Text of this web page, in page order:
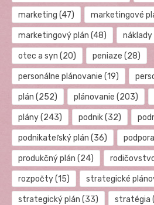
marketing (47) marketingové
marketingový plán (48) náklady
otec a syn (20) peniaze (28)
personálne plánovanie (19)
plán (252) plánovanie (203)
plány(243) podnik(32)
podnikateľský plán (36) podpora
produkčný plán (24)
rozpočty(15) strategické
strategický plán (33) stratégia